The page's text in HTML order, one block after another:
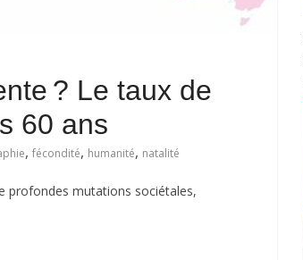
? Le taux de
60 ans
, fécondité, humanité, natalité
profondes mutations sociétales,